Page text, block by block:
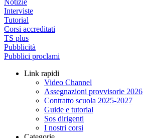
Notizie
Interviste
Tutorial
Corsi accreditati
TS plus
Pubblicità
Pubblici proclami
Link rapidi
Video Channel
Assegnazioni provvisorie 2026
Contratto scuola 2025-2027
Guide e tutorial
Sos dirigenti
I nostri corsi